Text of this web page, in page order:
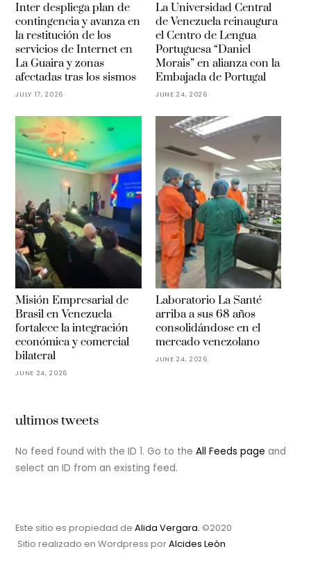
Inter despliega plan de
contingencia y avanza en
la restitución de los
servicios de Internet en
La Guaira y zonas
afectadas tras los sismos
JULY 17, 2026
La Universidad Central
de Venezuela reinaugura
el Centro de Lengua
Portuguesa “Daniel
Morais” en alianza con la
Embajada de Portugal
JUNE 24, 2026
Misión Empresarial de
Brasil en Venezuela
fortalece la integración
económica y comercial
bilateral
JUNE 24, 2026
Laboratorio La Santé
arriba a sus 68 años
consolidándose en el
mercado venezolano
JUNE 24, 2026
ultimos tweets
No feed found with the ID 1. Go to theAll Feeds page and
select an ID from an existing feed.
Este sitio es propiedad deAlida Vergara. ©2020
Sitio realizado en Wordpress porAlcides León